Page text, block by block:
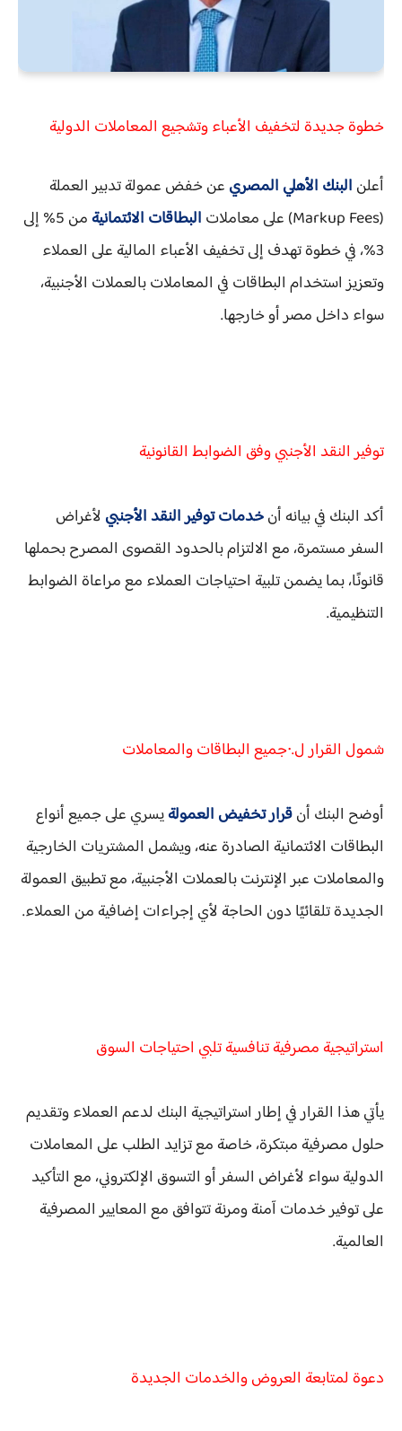
خطوة جديدة لتخفيف الأعباء وتشجيع المعاملات الدولية
أعلن البنك الأهلي المصري عن خفض عمولة تدبير العملة
(Markup Fees) على معاملات
البطاقات الائتمانيةمن 5% إلى
3% ، في خطوة تهدف إلى تخفيف الأعباء المالية على العملاء
وتعزيز استخدام البطاقات في المعاملات بالعملات الأجنبية،
سواء داخل مصر أو خارجها.
توفير النقد الأجنبي وفق الضوابط القانونية
أكد البنك في بيانه أنخدمات توفير النقد الأجنبي لأغراض
السفر مستمرة، مع الالتزام بالحدود القصوى المصرح بحملها
قانونًا، بما يضمن تلبية احتياجات العملاء مع مراعاة الضوابط
التنظيمية.
شمول القرار ل.٠جميع البطاقات والمعاملات
أوضح البنك أنقرار تخفيض العمولةيسري على جميع أنواع
البطاقات الائتمانية الصادرة عنه، ويشمل المشتريات الخارجية
والمعاملات عبر الإنترنت بالعملات الأجنبية، مع تطبيق العمولة
الجديدة تلقائيًا دون الحاجة لأي إجراءات إضافية من العملاء.
استراتيجية مصرفية تنافسية تلبي احتياجات السوق
يأتي هذا القرار في إطار استراتيجية البنك لدعم العملاء وتقديم
حلول مصرفية مبتكرة، خاصة مع تزايد الطلب على المعاملات
الدولية سواء لأغراض السفر أو التسوق الإلكتروني، مع التأكيد
على توفير خدمات آمنة ومرنة تتوافق مع المعايير المصرفية
العالمية.
دعوة لمتابعة العروض والخدمات الجديدة